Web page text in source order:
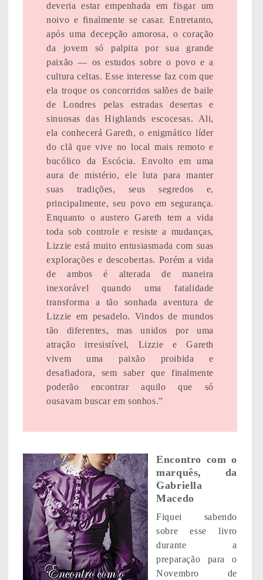
deveria estar empenhada em fisgar um
noivo e finalmente se casar. Entretanto,
após uma decepção amorosa, o coração
da jovem só palpita por sua grande
paixão ― os estudos sobre o povo e a
cultura celtas. Esse interesse faz com que
ela troque os concorridos salões de baile
de Londres pelas estradas desertas e
sinuosas das Highlands escocesas. Ali,
ela conhecerá Gareth, o enigmático líder
do clã que vive no local mais remoto e
bucólico da Escócia. Envolto em uma
aura de mistério, ele luta para manter
suas tradições, seus segredos e,
principalmente, seu povo em segurança.
Enquanto o austero Gareth tem a vida
toda sob controle e resiste a mudanças,
Lizzie está muito entusiasmada com suas
explorações e descobertas. Porém a vida
de ambos é alterada de maneira
inexorável quando uma fatalidade
transforma a tão sonhada aventura de
Lizzie em pesadelo. Vindos de mundos
tão diferentes, mas unidos por uma
atração irresistível, Lizzie e Gareth
vivem uma paixão proibida e
desafiadora, sem saber que finalmente
poderão encontrar aquilo que só
ousavam buscar em sonhos.”
Encontro com o
marquês, da
Gabriella
Macedo
Fiquei sabendo
sobre esse livro
durante a
preparação para o
Novembro de